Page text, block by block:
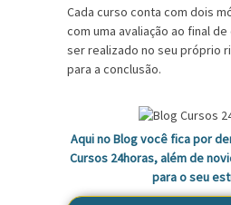
Cada curso conta com dois
com uma avaliação ao final
ser realizado no seu próprio
para a conclusão.
Aqui no Blog você fica por
Cursos 24horas, além de
para o seu